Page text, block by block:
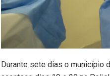
Durante sete dias o município